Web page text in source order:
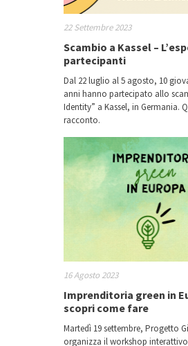
22 Settembre 2023
Scambio a Kassel –
partecipanti
Dal 22 luglio al 5 agosto, 10
anni hanno partecipato allo
Identity” a Kassel, in Germania.
racconto.
16 Agosto 2023
Imprenditoria green in
scopri come fare
Martedì 19 settembre, Progetto
organizza il workshop